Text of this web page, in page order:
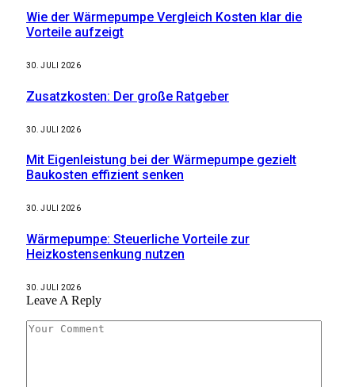
Wie der Wärmepumpe Vergleich Kosten klar die
Vorteile aufzeigt
30. JULI 2026
Zusatzkosten: Der große Ratgeber
30. JULI 2026
Mit Eigenleistung bei der Wärmepumpe gezielt
Baukosten effizient senken
30. JULI 2026
Wärmepumpe: Steuerliche Vorteile zur
Heizkostensenkung nutzen
30. JULI 2026
Leave A Reply